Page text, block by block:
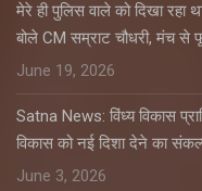
मेरे ही पुलिस वाले को दिखा रहा
बोले CM सम्राट चौधरी, मंच से
June 19, 2026
Satna News: विंध्य विकास
विकास को नई दिशा देने का
June 3, 2026